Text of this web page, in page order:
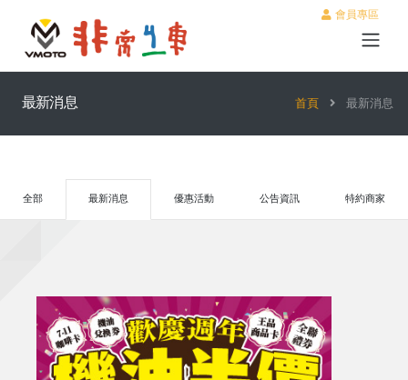
會員專區
最新消息 首頁 最新消息
全部 最新消息 優惠活動 公告資訊 特約商家